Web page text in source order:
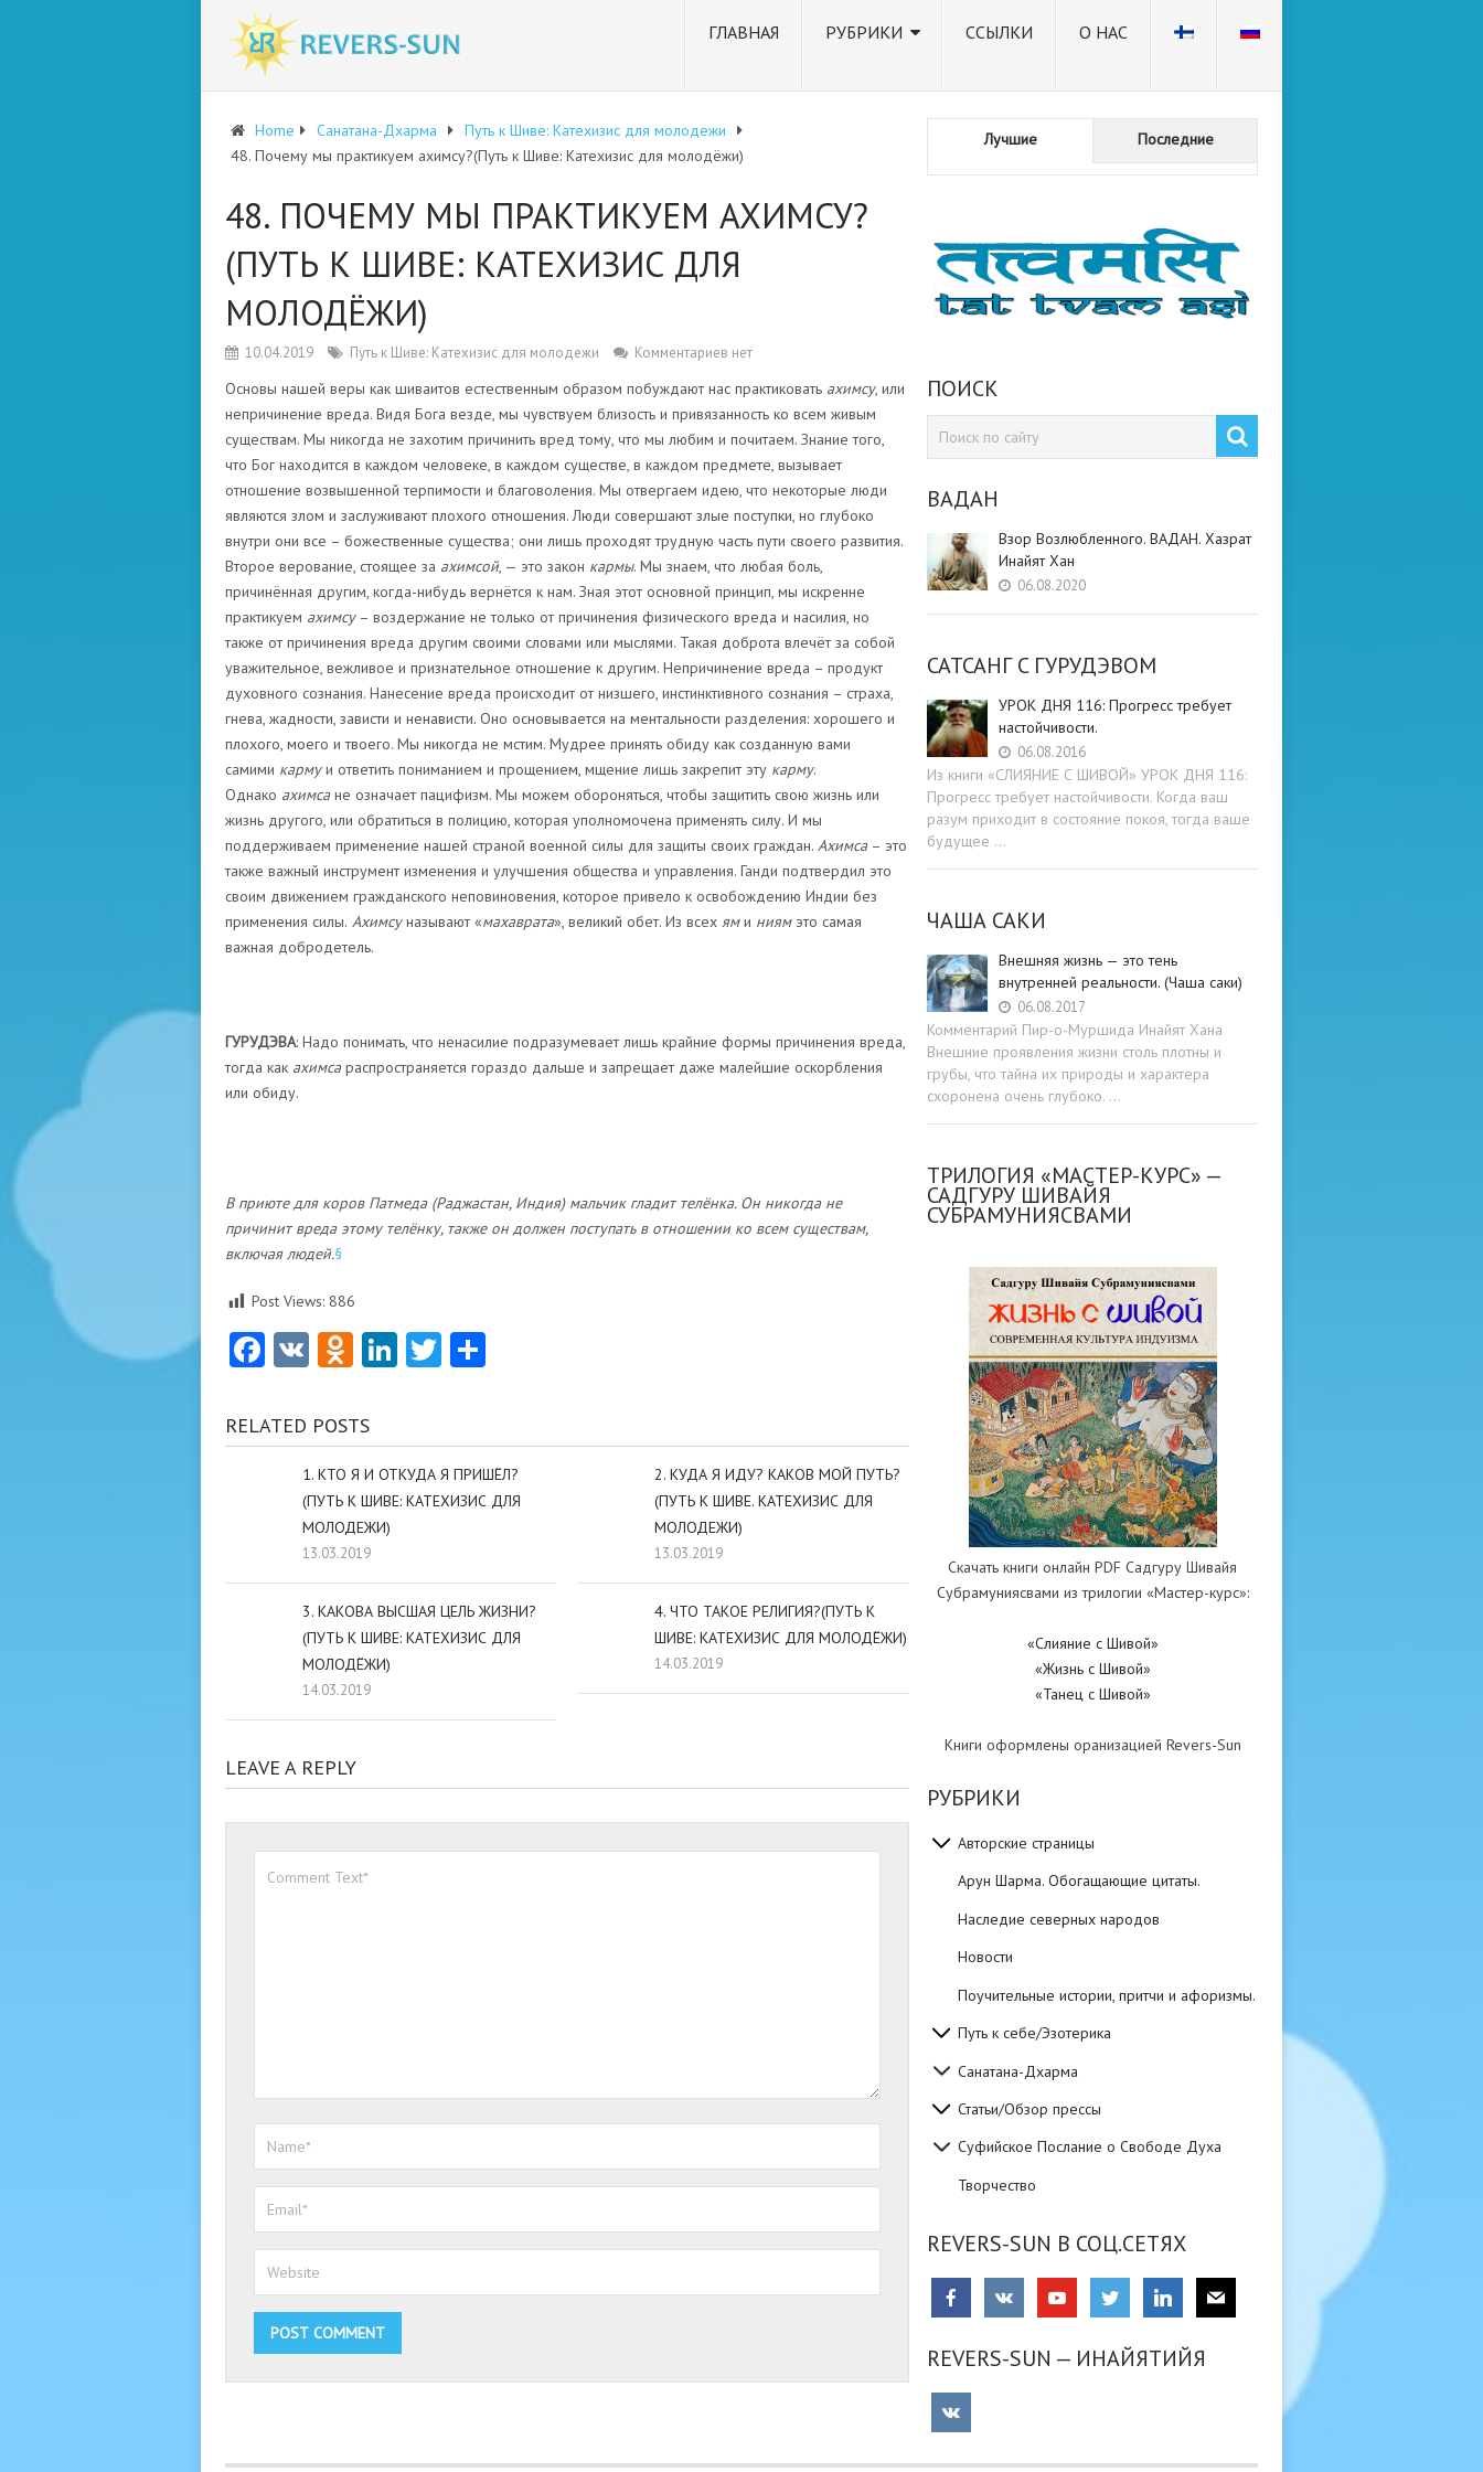
ГЛАВНАЯ РУБРИКИ ССЫЛКИ О НАС
Home Санатана-Дхарма
Путь к Шиве: Катехизис для молодежи
48. Почему мы практикуем ахимсу?(Путь к Шиве: Катехизис для молодёжи)
48. ПОЧЕМУ МЫ ПРАКТИКУЕМ АХИМСУ?
(ПУТЬ К ШИВЕ: КАТЕХИЗИС ДЛЯ
МОЛОДЁЖИ)
10.04.2019 Путь к Шиве: Катехизис для молодежи Комментариев нет
Основы нашей веры как шиваитов естественным образом побуждают нас практиковать ахимсу, или
непричинение вреда. Видя Бога везде, мы чувствуем близость и привязанность ко всем живым
существам. Мы никогда не захотим причинить вред тому, что мы любим и почитаем. Знание того,
что Бог находится в каждом человеке, в каждом существе, в каждом предмете, вызывает
отношение возвышенной терпимости и благоволения. Мы отвергаем идею, что некоторые люди
являются злом и заслуживают плохого отношения. Люди совершают злые поступки, но глубоко
внутри они все – божественные существа; они лишь проходят трудную часть пути своего развития.
Второе верование, стоящее за ахимсой, — это закон кармы. Мы знаем, что любая боль,
причинённая другим, когда-нибудь вернётся к нам. Зная этот основной принцип, мы искренне
практикуем ахимсу– воздержание не только от причинения физического вреда и насилия, но
также от причинения вреда другим своими словами или мыслями. Такая доброта влечёт за собой
уважительное, вежливое и признательное отношение к другим. Непричинение вреда – продукт
духовного сознания. Нанесение вреда происходит от низшего, инстинктивного сознания – страха,
гнева, жадности, зависти и ненависти. Оно основывается на ментальности разделения: хорошего и
плохого, моего и твоего. Мы никогда не мстим. Мудрее принять обиду как созданную вами
самими кармуи ответить пониманием и прощением, мщение лишь закрепит эту карму.
Однако ахимсане означает пацифизм. Мы можем обороняться, чтобы защитить свою жизнь или
жизнь другого, или обратиться в полицию, которая уполномочена применять силу. И мы
поддерживаем применение нашей страной военной силы для защиты своих граждан. Ахимса– это
также важный инструмент изменения и улучшения общества и управления. Ганди подтвердил это
своим движением гражданского неповиновения, которое привело к освобождению Индии без
применения силы. Ахимсуназывают «махаврата», великий обет. Из всех ями ниямэто самая
важная добродетель.
ГУРУДЭВА: Надо понимать, что ненасилие подразумевает лишь крайние формы причинения вреда,
тогда как ахимсараспространяется гораздо дальше и запрещает даже малейшие оскорбления
или обиду.
В приюте для коров Патмеда (Раджастан, Индия) мальчик гладит телёнка. Он никогда не
причинит вреда этому телёнку, также он должен поступать в отношении ко всем существам,
включая людей.§
Post Views: 886
Facebook
VKOdnoklassniki
LinkedIn
TwitterОтправить
RELATED POSTS
1. КТО Я И ОТКУДА Я ПРИШЁЛ?
(ПУТЬ К ШИВЕ: КАТЕХИЗИС ДЛЯ
МОЛОДЕЖИ)
13.03.2019
2. КУДА Я ИДУ? КАКОВ МОЙ ПУТЬ?
(ПУТЬ К ШИВЕ. КАТЕХИЗИС ДЛЯ
МОЛОДЕЖИ)
13.03.2019
3. КАКОВА ВЫСШАЯ ЦЕЛЬ ЖИЗНИ?
(ПУТЬ К ШИВЕ: КАТЕХИЗИС ДЛЯ
МОЛОДЁЖИ)
14.03.2019
4. ЧТО ТАКОЕ РЕЛИГИЯ?(ПУТЬ К
ШИВЕ: КАТЕХИЗИС ДЛЯ МОЛОДЁЖИ)
14.03.2019
LEAVE A REPLY
Лучшие Последние
ПОИСК
ВАДАН
Взор Возлюбленного. ВАДАН. Хазрат
Инайят Хан
06.08.2020
САТСАНГ C ГУРУДЭВОМ
УРОК ДНЯ 116: Прогресс требует
настойчивости.
06.08.2016
Из книги «СЛИЯНИЕ С ШИВОЙ» УРОК ДНЯ 116:
Прогресс требует настойчивости. Когда ваш
разум приходит в состояние покоя, тогда ваше
будущее …
ЧАША САКИ
Внешняя жизнь — это тень
внутренней реальности. (Чаша саки)
06.08.2017
Комментарий Пир-о-Муршида Инайят Хана
Внешние проявления жизни столь плотны и
грубы, что тайна их природы и характера
схоронена очень глубоко. …
ТРИЛОГИЯ «МАСТЕР-КУРС» —
САДГУРУ ШИВАЙЯ
СУБРАМУНИЯСВАМИ
Скачать книги онлайн PDF Садгуру Шивайя
Субрамуниясвами из трилогии «Мастер-курс»:
«Слияние с Шивой»
«Жизнь с Шивой»
«Танец с Шивой»
Книги оформлены оранизацией Revers-Sun
РУБРИКИ
Авторские страницы
Арун Шарма. Обогащающие цитаты.
Наследие северных народов
Новости
Поучительные истории, притчи и афоризмы.
Путь к себе/Эзотерика
Санатана-Дхарма
Статьи/Обзор прессы
Суфийское Послание о Свободе Духа
Творчество
REVERS-SUN В СОЦ.СЕТЯХ
REVERS-SUN — ИНАЙЯТИЙЯ